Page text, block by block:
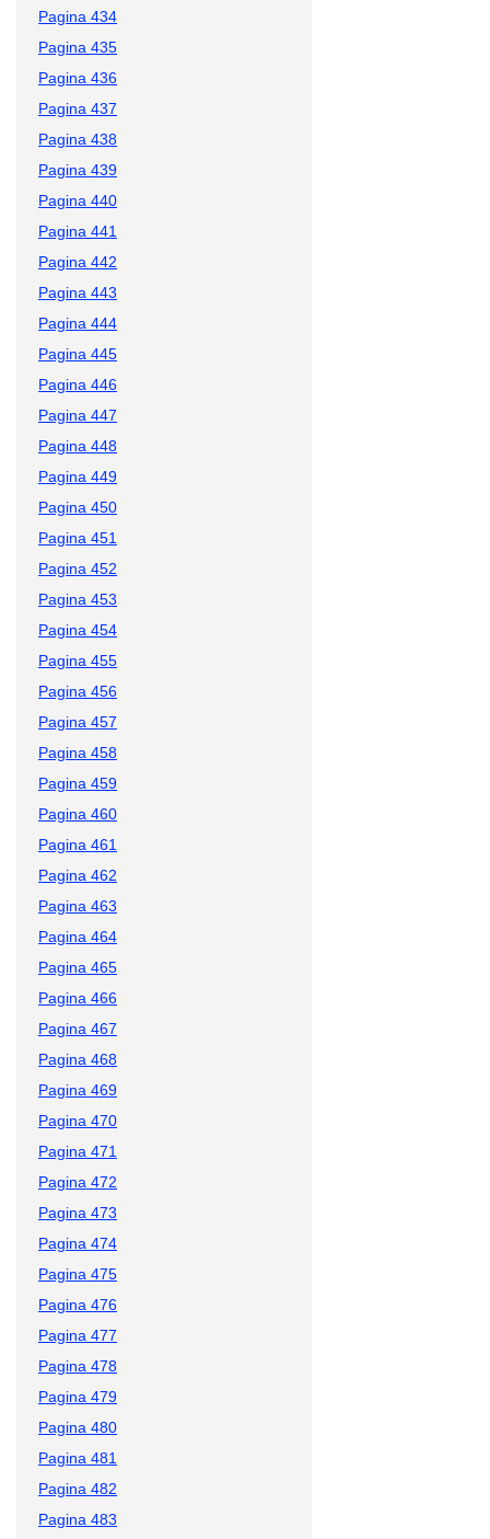
Pagina 434
Pagina 435
Pagina 436
Pagina 437
Pagina 438
Pagina 439
Pagina 440
Pagina 441
Pagina 442
Pagina 443
Pagina 444
Pagina 445
Pagina 446
Pagina 447
Pagina 448
Pagina 449
Pagina 450
Pagina 451
Pagina 452
Pagina 453
Pagina 454
Pagina 455
Pagina 456
Pagina 457
Pagina 458
Pagina 459
Pagina 460
Pagina 461
Pagina 462
Pagina 463
Pagina 464
Pagina 465
Pagina 466
Pagina 467
Pagina 468
Pagina 469
Pagina 470
Pagina 471
Pagina 472
Pagina 473
Pagina 474
Pagina 475
Pagina 476
Pagina 477
Pagina 478
Pagina 479
Pagina 480
Pagina 481
Pagina 482
Pagina 483